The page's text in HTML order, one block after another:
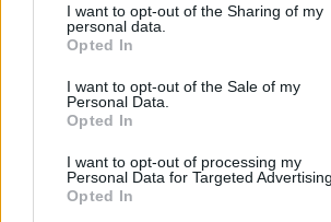
not limited to your visit or usage behaviour.
grant or deny consent to Google and its
use your data for below specified purposes
consent section.
I want to opt-out of the Sharing of my
personal data.
Opted In
I want to opt-out of the Sale of my
Personal Data.
Opted In
I want to opt-out of processing my
Personal Data for Targeted Advertising.
Opted In
Come EuroTeleSites sta